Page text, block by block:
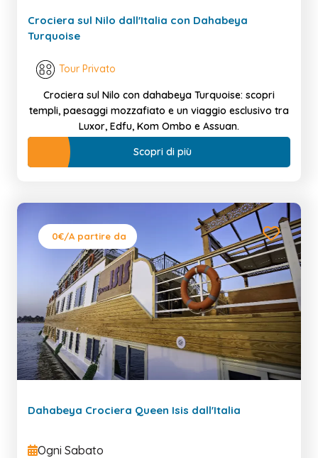
Crociera sul Nilo dall'Italia con Dahabeya
Turquoise
Tour Privato
Crociera sul Nilo con dahabeya Turquoise: scopri
templi, paesaggi mozzafiato e un viaggio esclusivo tra
Luxor, Edfu, Kom Ombo e Assuan.
Scopri di più
0€/A partire da
Dahabeya Crociera Queen Isis dall'Italia
Ogni Sabato